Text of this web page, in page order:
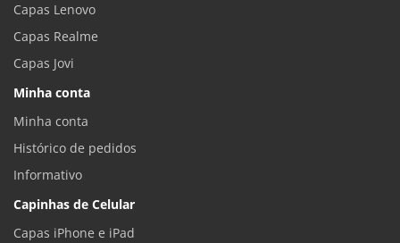
Capas Lenovo
Capas Realme
Capas Jovi
Minha conta
Minha conta
Histórico de pedidos
Informativo
Capinhas de Celular
Capas iPhone e iPad